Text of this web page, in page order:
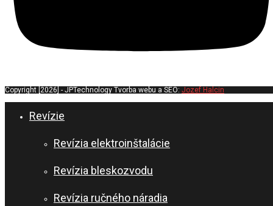
Copyright [2026] - JPTechnology Tvorba webu a SEO: Jozef Halcin
Revízie
Revízia elektroinštalácie
Revízia bleskozvodu
Revízia ručného náradia